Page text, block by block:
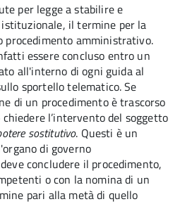
per legge a stabilire e
il termine per la
procedimento amministrativo.
essere concluso entro un
all'interno di ogni guida al
sportello telematico. Se
di un procedimento è trascorso
l’intervento del soggetto
sostitutivo. Questi è un
di governo
concludere il procedimento,
o con la nomina di un
pari alla metà di quello